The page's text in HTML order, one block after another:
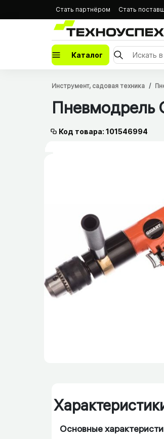
Стать партнёром Стать
Каталог
Инструмент, садовая техника
Пневмодрель
Код товара: 101546994
Основные